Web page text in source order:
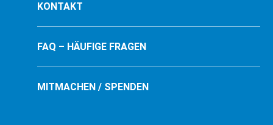
KONTAKT
FAQ – HÄUFIGE FRAGEN
MITMACHEN / SPENDEN